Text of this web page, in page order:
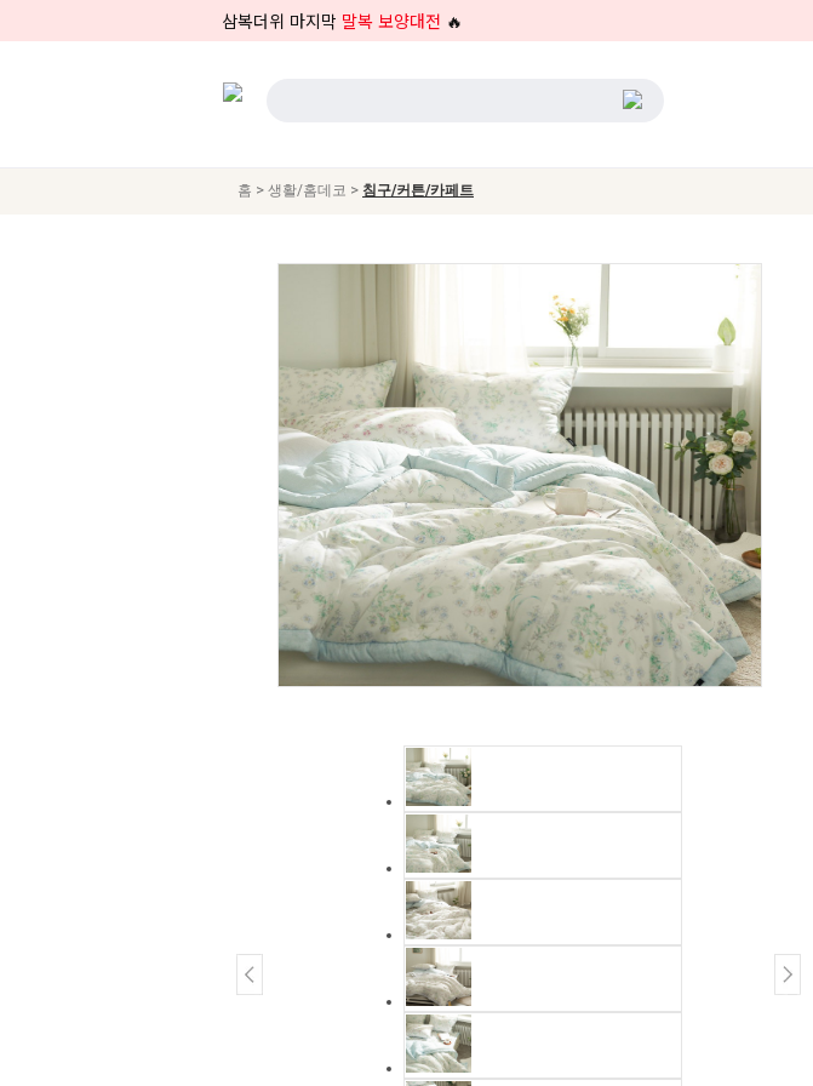
삼복더위 마지막 말복 보양대전 🔥
홈 > 생활/홈데코 > 침구/커튼/카페트